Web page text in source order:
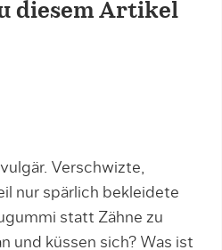
diesem Artikel
Verschwizte,
nur spärlich bekleidete
statt Zähne zu
und küssen sich? Was ist